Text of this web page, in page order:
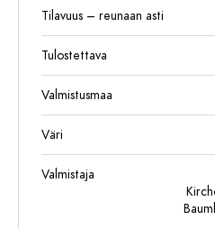
Tilavuus – reunaan asti
Tulostettava
Valmistusmaa
Väri
Valmistaja